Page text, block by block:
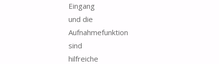
Eingang
und die
Aufnahmefunktion
sind
hilfreiche